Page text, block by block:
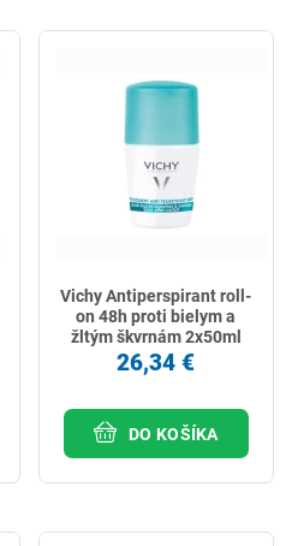
Vichy Antiperspirant roll-
on 48h proti bielym a
žltým škvrnám 2x50ml
26,34 €
DO KOŠÍKA